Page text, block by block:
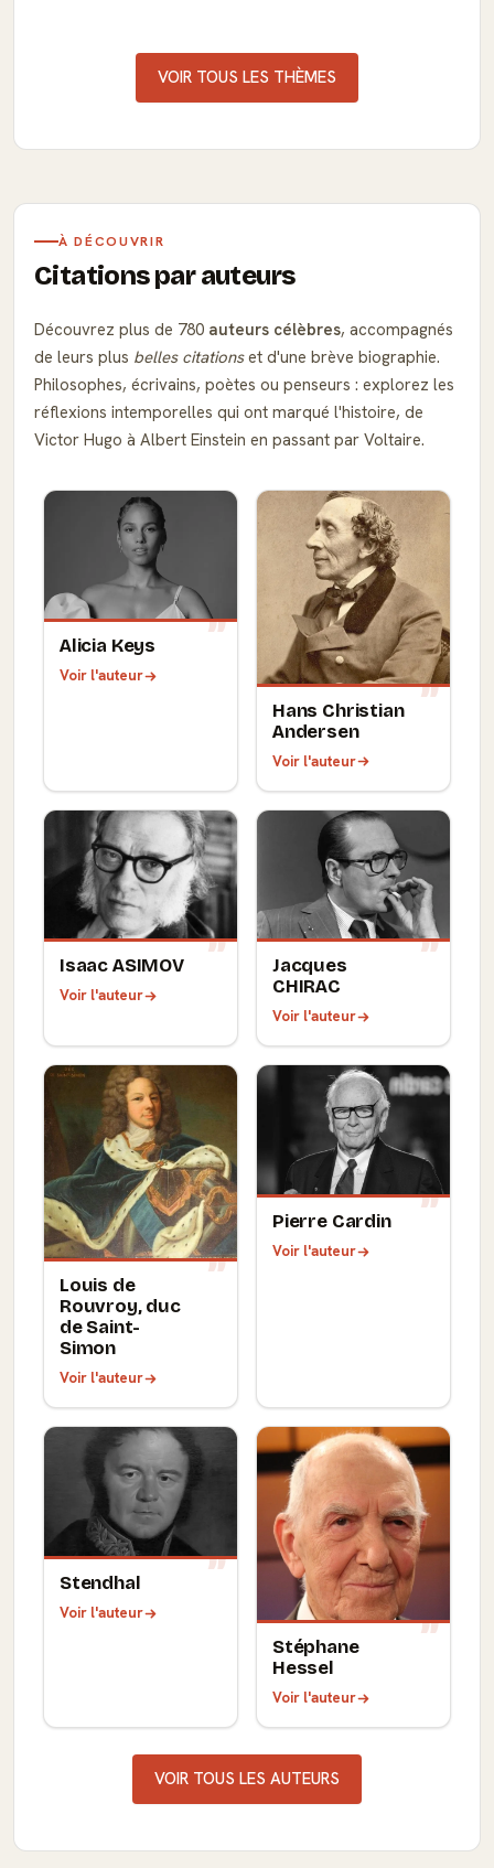
VOIR TOUS LES THÈMES
À DÉCOUVRIR
Citations par auteurs
Découvrez plus de 780 auteurs célèbres, accompagnés
de leurs plus belles citationset d'une brève biographie.
Philosophes, écrivains, poètes ou penseurs : explorez les
réflexions intemporelles qui ont marqué l'histoire, de
Victor Hugo à Albert Einstein en passant par Voltaire.
Alicia Keys
Voir l'auteur
Hans Christian
Andersen
Voir l'auteur
Isaac ASIMOV
Voir l'auteur
Jacques
CHIRAC
Voir l'auteur
Louis de
Rouvroy, duc
de Saint-
Simon
Voir l'auteur
Pierre Cardin
Voir l'auteur
Stendhal
Voir l'auteur
Stéphane
Hessel
Voir l'auteur
VOIR TOUS LES AUTEURS